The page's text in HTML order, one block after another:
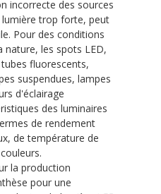
incorrecte des sources
trop forte, peut
Pour des conditions
nature, les spots LED,
fluorescents,
suspendues, lampes
d'éclairage
des luminaires
de rendement
de température de
la production
pour une